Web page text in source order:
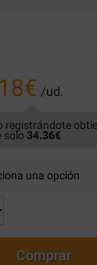
€ /ud.
registrándote
solo34.36€
Comprar